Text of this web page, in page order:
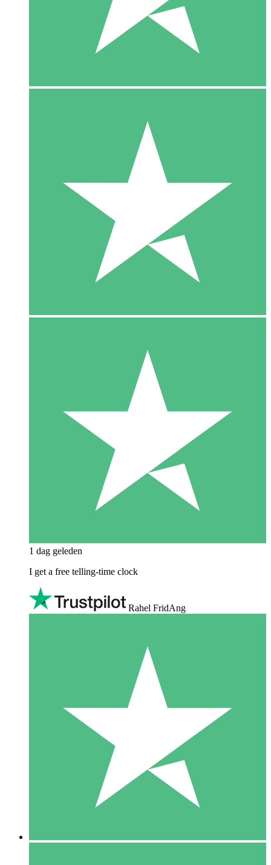
1 dag geleden
I get a free telling-time clock
Rahel FridAng